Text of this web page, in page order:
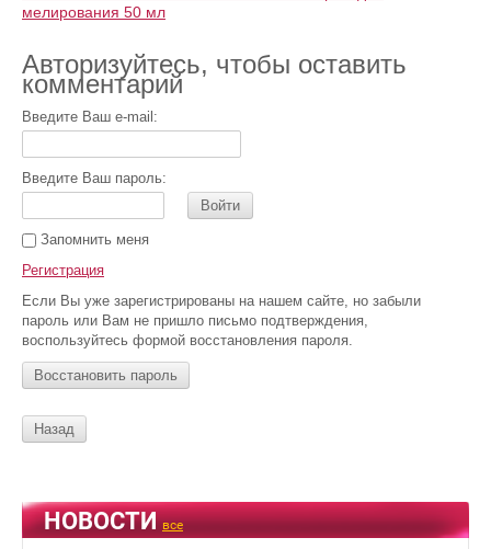
НОВОСТИвсе
мелирования 50 мл
Авторизуйтесь, чтобы оставить
комментарий
Введите Ваш e-mail:
Введите Ваш пароль:
Войти
Запомнить меня
Регистрация
Если Вы уже зарегистрированы на нашем сайте, но забыли
пароль или Вам не пришло письмо подтверждения,
воспользуйтесь формой восстановления пароля.
Восстановить пароль
Назад